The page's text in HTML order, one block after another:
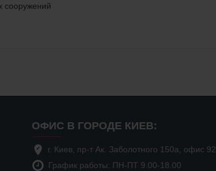
сооружений
ОФИС В ГОРОДЕ КИЕВ:
г. Киев, пр-т Ак. Заболотного 150а, офис 92
График работы: ПН-ПТ 9.00-18.00